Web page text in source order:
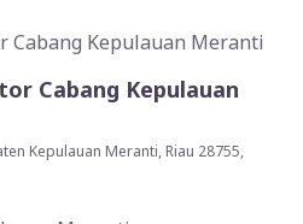
Cabang Kepulauan
Kepulauan Meranti, Riau 28755,